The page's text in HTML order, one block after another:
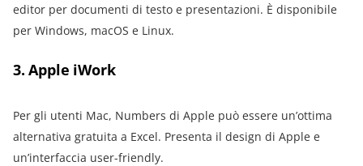
editor per documenti di testo e presentazioni. È disponibile
per Windows, macOS e Linux.
3. Apple iWork
Per gli utenti Mac, Numbers di Apple può essere un’ottima
alternativa gratuita a Excel. Presenta il design di Apple e
un’interfaccia user-friendly.